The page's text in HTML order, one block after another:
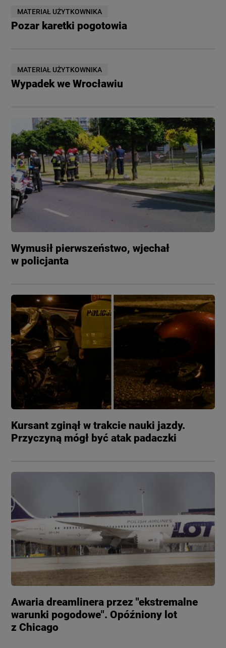
MATERIAŁ UŻYTKOWNIKA
Pozar karetki pogotowia
MATERIAŁ UŻYTKOWNIKA
Wypadek we Wrocławiu
Wymusił pierwszeństwo, wjechał
w policjanta
Kursant zginął w trakcie nauki jazdy.
Przyczyną mógł być atak padaczki
Awaria dreamlinera przez "ekstremalne
warunki pogodowe". Opóźniony lot
z Chicago